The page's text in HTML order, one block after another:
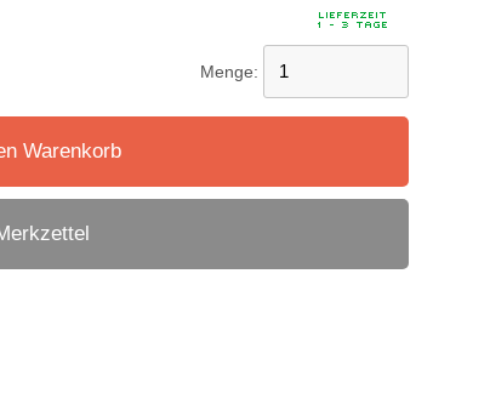
Menge:
Warenkorb